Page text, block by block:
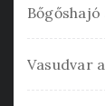
Bőgőshajó
Vasudvar